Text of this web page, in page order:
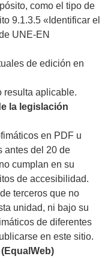
como el tipo de
9.1.3.5 «Identificar el
UNE-EN
de edición en
resulta aplicable.
la legislación
en PDF u
antes del 20 de
cumplan en su
de accesibilidad.
terceros que no
unidad, ni bajo su
de diferentes
en este sitio.